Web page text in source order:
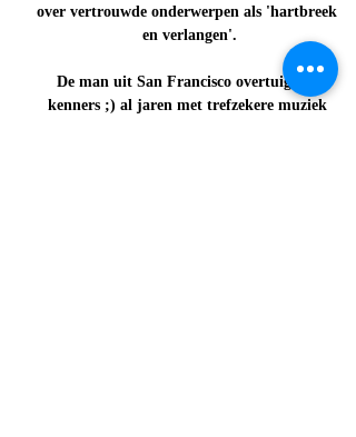
over vertrouwde onderwerpen als 'hartbreek
en verlangen'.
De man uit San Francisco overtuigt de
kenners ;) al jaren met trefzekere muziek